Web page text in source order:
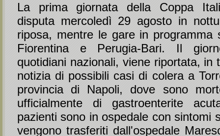
La prima giornata della Coppa
disputa mercoledì 29 agosto in
riposa, mentre le gare in programma
Fiorentina e Perugia-Bari. Il
quotidiani nazionali, viene riportata, in
notizia di possibili casi di colera a
provincia di Napoli, dove sono
ufficialmente di gastroenterite
pazienti sono in ospedale con sintomi
vengono trasferiti dall'ospedale